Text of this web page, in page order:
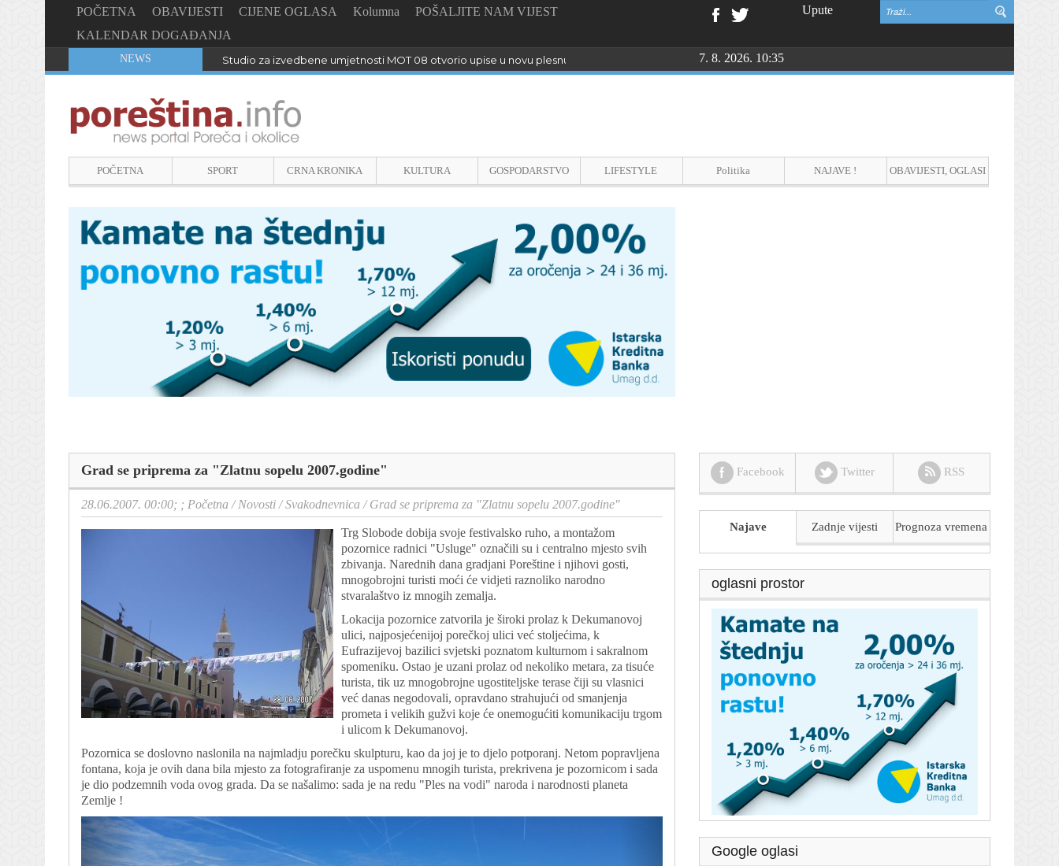
POČETNA OBAVIJESTI CIJENE OGLASA Kolumna
POŠALJITE NAM VIJEST
KALENDAR DOGAĐANJA
Upute
NEWS Studio za izvedbene umjetnosti MOT 08 otvorio upise u novu plesnu sezonu 7. 8. 2026. 10:35
POČETNA SPORT CRNA KRONIKA KULTURA GOSPODARSTVO LIFESTYLE Politika NAJAVE ! OBAVIJESTI, OGLASI
Grad se priprema za "Zlatnu sopelu 2007.godine"
28.06.2007. 00:00; ; Početna /Novosti /Svakodnevnica /Grad se priprema za "Zlatnu sopelu 2007.godine"
Trg Slobode dobija svoje festivalsko ruho, a montažom
pozornice radnici "Usluge" označili su i centralno mjesto svih
zbivanja. Narednih dana gradjani Poreštine i njihovi gosti,
mnogobrojni turisti moći će vidjeti raznoliko narodno
stvaralaštvo iz mnogih zemalja.
Lokacija pozornice zatvorila je široki prolaz k Dekumanovoj
ulici, najposjećenijoj porečkoj ulici već stoljećima, k
Eufrazijevoj bazilici svjetski poznatom kulturnom i sakralnom
spomeniku. Ostao je uzani prolaz od nekoliko metara, za tisuće
turista, tik uz mnogobrojne ugostiteljske terase čiji su vlasnici
već danas negodovali, opravdano strahujući od smanjenja
prometa i velikih gužvi koje će onemogućiti komunikaciju trgom
i ulicom k Dekumanovoj.
Pozornica se doslovno naslonila na najmladju porečku skulpturu, kao da joj je to djelo potporanj. Netom popravljena
fontana, koja je ovih dana bila mjesto za fotografiranje za uspomenu mnogih turista, prekrivena je pozornicom i sada
je dio podzemnih voda ovog grada. Da se našalimo: sada je na redu "Ples na vodi" naroda i narodnosti planeta
Zemlje !
Facebook Twitter RSS
Najave Zadnje vijesti Prognoza vremena
oglasni prostor
Google oglasi